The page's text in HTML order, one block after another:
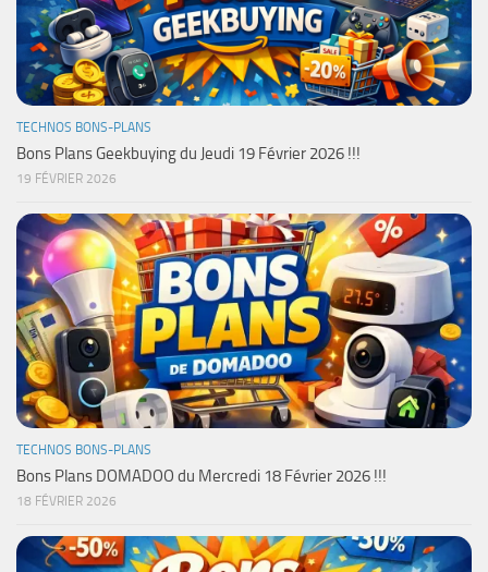
TECHNOS BONS-PLANS
Bons Plans Geekbuying du Jeudi 19 Février 2026 !!!
19 FÉVRIER 2026
TECHNOS BONS-PLANS
Bons Plans DOMADOO du Mercredi 18 Février 2026 !!!
18 FÉVRIER 2026